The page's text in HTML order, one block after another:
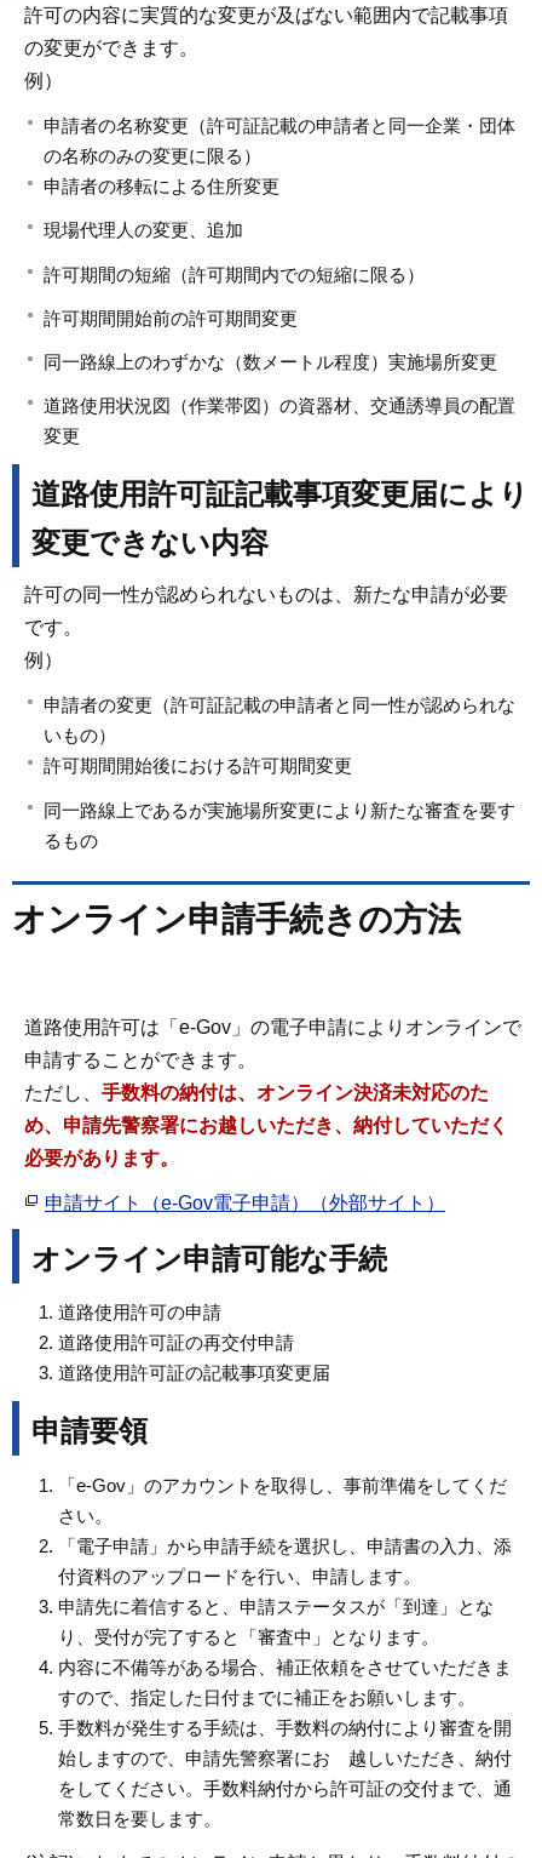
許可の内容に実質的な変更が及ばない範囲内で記載事項
の変更ができます。
例）
申請者の名称変更（許可証記載の申請者と同一企業・団体
の名称のみの変更に限る）
申請者の移転による住所変更
現場代理人の変更、追加
許可期間の短縮（許可期間内での短縮に限る）
許可期間開始前の許可期間変更
同一路線上のわずかな（数メートル程度）実施場所変更
道路使用状況図（作業帯図）の資器材、交通誘導員の配置
変更
道路使用許可証記載事項変更届により
変更できない内容
許可の同一性が認められないものは、新たな申請が必要
です。
例）
申請者の変更（許可証記載の申請者と同一性が認められな
いもの）
許可期間開始後における許可期間変更
同一路線上であるが実施場所変更により新たな審査を要す
るもの
オンライン申請手続きの方法
道路使用許可は「e-Gov」の電子申請によりオンラインで
申請することができます。
ただし、 手数料の納付は、オンライン決済未対応のた
め、申請先警察署にお越しいただき、納付していただく
必要があります。
申請サイト（e-Gov電子申請）（外部サイト）
オンライン申請可能な手続
道路使用許可の申請
道路使用許可証の再交付申請
道路使用許可証の記載事項変更届
申請要領
「e-Gov」のアカウントを取得し、事前準備をしてくだ
さい。
「電子申請」から申請手続を選択し、申請書の入力、添
付資料のアップロードを行い、申請します。
申請先に着信すると、申請ステータスが「到達」とな
り、受付が完了すると「審査中」となります。
内容に不備等がある場合、補正依頼をさせていただきま
すので、指定した日付までに補正をお願いします。
手数料が発生する手続は、手数料の納付により審査を開
始しますので、申請先警察署にお 越しいただき、納付
をしてください。手数料納付から許可証の交付まで、通
常数日を要します。